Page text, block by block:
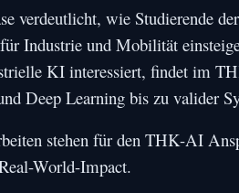
verdeutlicht, wie Studierende
Industrie und Mobilität
KI interessiert, findet im
Deep Learning bis zu valider
stehen für den THK-AI
World-Impact.